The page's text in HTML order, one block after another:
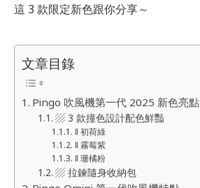
這 3 款限定新色跟你分享～
文章目錄
Pingo 吹風機第一代 2025 新色亮點
▨ 3 款撞色設計配色鮮豔
‖ 初荷綠
‖ 霧莓紫
‖ 珊橘粉
▨ 拉鍊隨身收納包